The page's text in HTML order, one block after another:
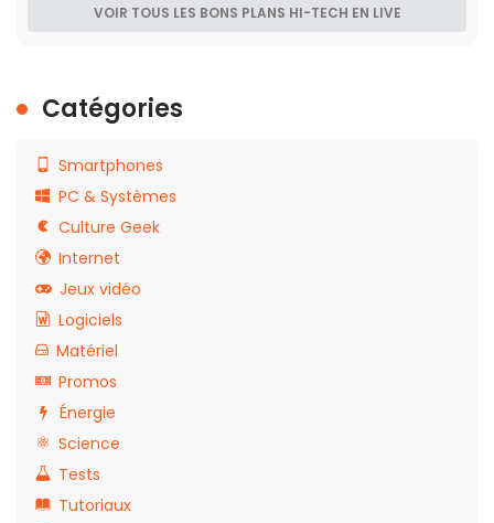
VOIR TOUS LES BONS PLANS HI-TECH EN LIVE
Catégories
Smartphones
PC & Systèmes
Culture Geek
Internet
Jeux vidéo
Logiciels
Matériel
Promos
Énergie
Science
Tests
Tutoriaux